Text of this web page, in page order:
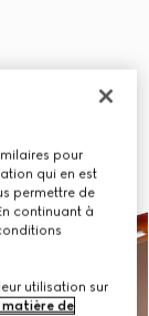
pour
qui en est
permettre de
continuant à
utilisation sur
matière de